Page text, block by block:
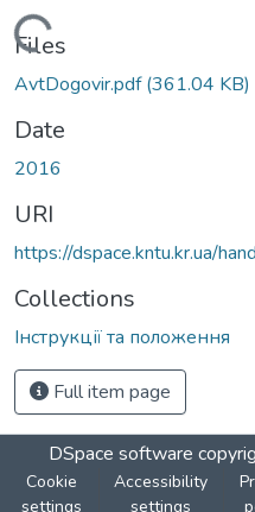
Loading...
Files
AvtDogovir.pdf(361.04 KB)
Date
2016
URI
https://dspace.kntu.kr.ua/
Collections
Інструкції та положення
Full item page
DSpace software
Cookie
settings
Accessibility
settings